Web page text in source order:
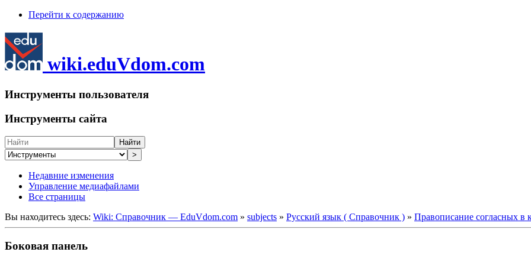
Перейти к содержанию
wiki.eduVdom.com
Инструменты пользователя
Инструменты сайта
Найти
>
Недавние изменения
Управление медиафайлами
Все страницы
Вы находитесь здесь: Wiki: Справочник — EduVdom.com » subjects » Русский язык ( Справочник ) » Правописание согласных в
Боковая панель